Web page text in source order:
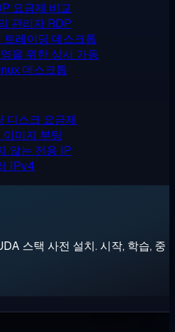
요금제 비교
관리자 RDP
트레이딩 데스크톱
을 위한 상시 가동
데스크톱
디스크 요금제
이미지 부팅
않는 전용 IP
IPv4
스택 사전 설치. 시작, 학습, 중